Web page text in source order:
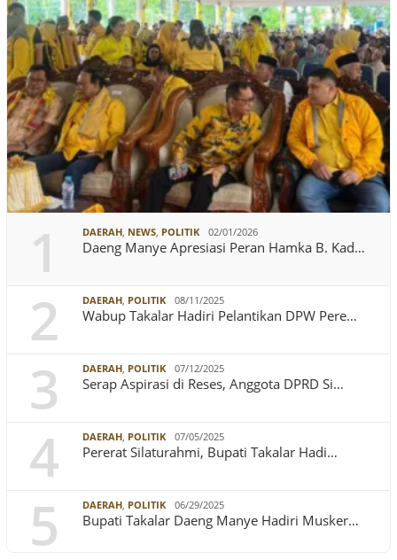
1 DAERAH, NEWS, POLITIK 02/01/2026
Daeng Manye Apresiasi Peran Hamka B. Kad…
2 DAERAH, POLITIK 08/11/2025
Wabup Takalar Hadiri Pelantikan DPW Pere…
3 DAERAH, POLITIK 07/12/2025
Serap Aspirasi di Reses, Anggota DPRD Si…
4 DAERAH, POLITIK 07/05/2025
Pererat Silaturahmi, Bupati Takalar Hadi…
5 DAERAH, POLITIK 06/29/2025
Bupati Takalar Daeng Manye Hadiri Musker…